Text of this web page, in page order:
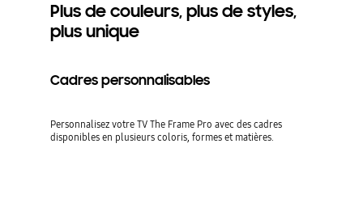
Plus de couleurs, plus de styles,
plus unique
Cadres personnalisables
Personnalisez votre TV The Frame Pro avec des cadres
disponibles en plusieurs coloris, formes et matières.